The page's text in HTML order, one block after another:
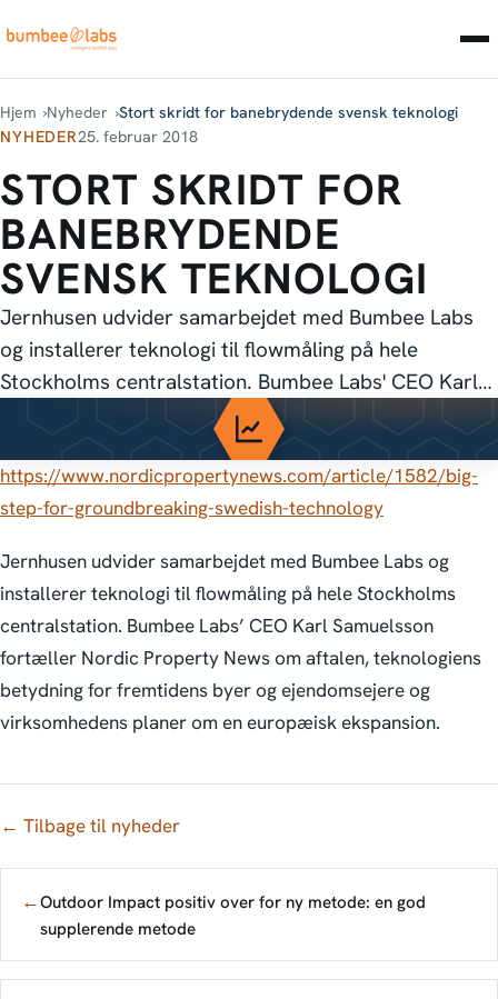
Hjem Nyheder Stort skridt for banebrydende svensk teknologi
NYHEDER25. februar 2018
STORT SKRIDT FOR
BANEBRYDENDE
SVENSK TEKNOLOGI
Jernhusen udvider samarbejdet med Bumbee Labs
og installerer teknologi til flowmåling på hele
Stockholms centralstation. Bumbee Labs' CEO Karl…
https://www.nordicpropertynews.com/article/1582/big-
step-for-groundbreaking-swedish-technology
Jernhusen udvider samarbejdet med Bumbee Labs og
installerer teknologi til flowmåling på hele Stockholms
centralstation. Bumbee Labs’ CEO Karl Samuelsson
fortæller Nordic Property News om aftalen, teknologiens
betydning for fremtidens byer og ejendomsejere og
virksomhedens planer om en europæisk ekspansion.
← Tilbage til nyheder
←Outdoor Impact positiv over for ny metode: en god
supplerende metode